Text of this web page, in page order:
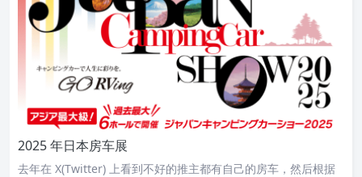
2025 年日本房车展
去年在 X(Twitter) 上看到不好的推主都有自己的房车，然后根据